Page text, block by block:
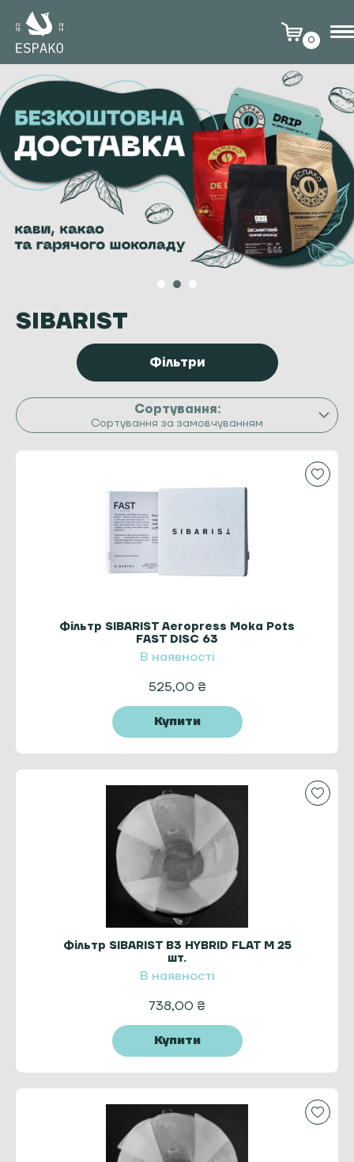
0
SIBARIST
Фільтри
Сортування за замовчуванням
Фільтр SIBARIST Aeropress Moka Pots
FAST DISC 63
В наявності
525,00 ₴
Купити
Фільтр SIBARIST B3 HYBRID FLAT M 25
шт.
В наявності
738,00 ₴
Купити